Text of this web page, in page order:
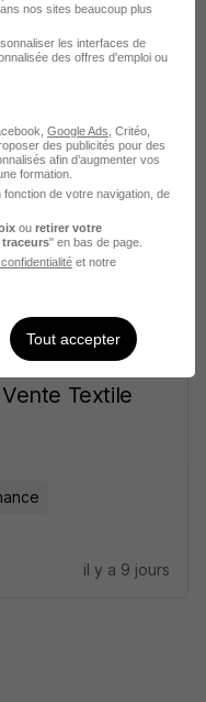
Atelier H/F
il y a 24 jours
Textile
il y a 9 jours
nos sites beaucoup plus
les interfaces de
des offres d'emploi ou
Google Ads , Critéo,
des publicités pour des
afin d’augmenter vos
formation.
de votre navigation, de
ou retirer votre
traceurs" en bas de page.
et notre
Tout accepter